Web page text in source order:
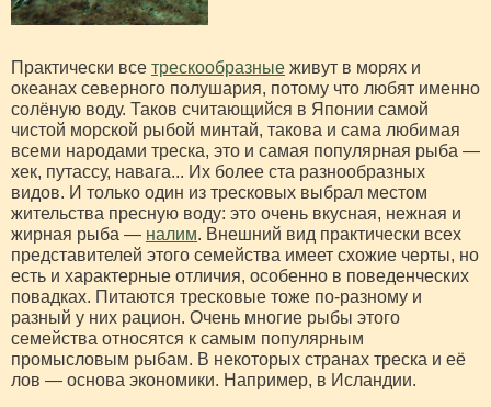
Практически все трескообразные живут в морях и
океанах северного полушария, потому что любят именно
солёную воду. Таков считающийся в Японии самой
чистой морской рыбой минтай, такова и сама любимая
всеми народами треска, это и самая популярная рыба —
хек, путассу, навага... Их более ста разнообразных
видов. И только один из тресковых выбрал местом
жительства пресную воду: это очень вкусная, нежная и
жирная рыба — налим. Внешний вид практически всех
представителей этого семейства имеет схожие черты, но
есть и характерные отличия, особенно в поведенческих
повадках. Питаются тресковые тоже по-разному и
разный у них рацион. Очень многие рыбы этого
семейства относятся к самым популярным
промысловым рыбам. В некоторых странах треска и её
лов — основа экономики. Например, в Исландии.